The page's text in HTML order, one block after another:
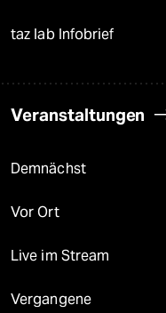
taz lab Infobrief
Veranstaltungen
Demnächst
Vor Ort
Live im Stream
Vergangene